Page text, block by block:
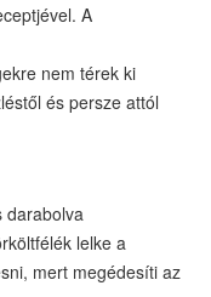
A
nem térek ki
és persze attól
darabolva
lelke a
mert megédesíti az